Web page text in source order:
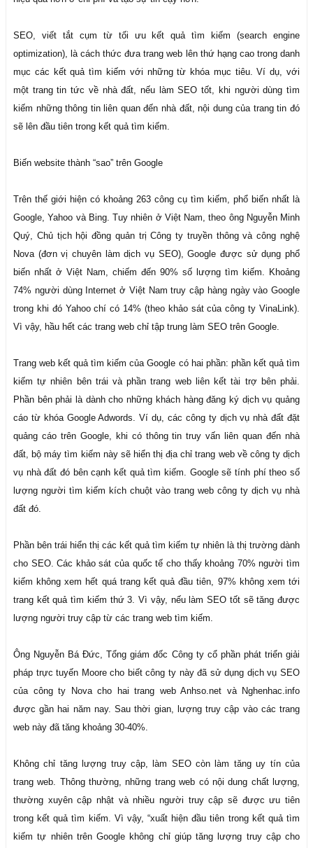
SEO, viết tắt cụm từ tối ưu kết quả tìm kiếm (search engine
optimization), là cách thức đưa trang web lên thứ hạng cao trong danh
mục các kết quả tìm kiếm với những từ khóa mục tiêu. Ví dụ, với
một trang tin tức về nhà đất, nếu làm SEO tốt, khi người dùng tìm
kiếm những thông tin liên quan đến nhà đất, nội dung của trang tin đó
sẽ lên đầu tiên trong kết quả tìm kiếm.
Biến website thành “sao” trên Google
Trên thế giới hiện có khoảng 263 công cụ tìm kiếm, phổ biến nhất là
Google, Yahoo và Bing. Tuy nhiên ở Việt Nam, theo ông Nguyễn Minh
Quý, Chủ tịch hội đồng quản trị Công ty truyền thông và công nghệ
Nova (đơn vị chuyên làm dịch vụ SEO), Google được sử dụng phổ
biến nhất ở Việt Nam, chiếm đến 90% số lượng tìm kiếm. Khoảng
74% người dùng Internet ở Việt Nam truy cập hàng ngày vào Google
trong khi đó Yahoo chí có 14% (theo khảo sát của công ty VinaLink).
Vì vậy, hầu hết các trang web chỉ tập trung làm SEO trên Google.
Trang web kết quả tìm kiếm của Google có hai phần: phần kết quả tìm
kiếm tự nhiên bên trái và phần trang web liên kết tài trợ bên phải.
Phần bên phải là dành cho những khách hàng đăng ký dịch vụ quảng
cáo từ khóa Google Adwords. Ví dụ, các công ty dịch vụ nhà đất đặt
quảng cáo trên Google, khi có thông tin truy vấn liên quan đến nhà
đất, bộ máy tìm kiếm này sẽ hiển thị địa chỉ trang web về công ty dịch
vụ nhà đất đó bên cạnh kết quả tìm kiếm. Google sẽ tính phí theo số
lượng người tìm kiếm kích chuột vào trang web công ty dịch vụ nhà
đất đó.
Phần bên trái hiển thị các kết quả tìm kiếm tự nhiên là thị trường dành
cho SEO. Các khảo sát của quốc tế cho thấy khoảng 70% người tìm
kiếm không xem hết quá trang kết quả đầu tiên, 97% không xem tới
trang kết quả tìm kiếm thứ 3. Vì vậy, nếu làm SEO tốt sẽ tăng được
lượng người truy cập từ các trang web tìm kiếm.
Ông Nguyễn Bá Đức, Tổng giám đốc Công ty cổ phần phát triển giải
pháp trực tuyến Moore cho biết công ty này đã sử dụng dịch vụ SEO
của công ty Nova cho hai trang web Anhso.net và Nghenhac.info
được gần hai năm nay. Sau thời gian, lượng truy cập vào các trang
web này đã tăng khoảng 30-40%.
Không chỉ tăng lượng truy cập, làm SEO còn làm tăng uy tín của
trang web. Thông thường, những trang web có nội dung chất lượng,
thường xuyên cập nhật và nhiều người truy cập sẽ được ưu tiên
trong kết quả tìm kiếm. Vì vậy, “xuất hiện đầu tiên trong kết quả tìm
kiếm tự nhiên trên Google không chỉ giúp tăng lượng truy cập cho